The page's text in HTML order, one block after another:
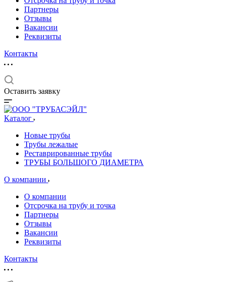
Партнеры
Отзывы
Вакансии
Реквизиты
Контакты
Оставить заявку
Каталог
Новые трубы
Трубы лежалые
Реставрированные трубы
ТРУБЫ БОЛЬШОГО ДИАМЕТРА
О компании
О компании
Отсрочка на трубу и точка
Партнеры
Отзывы
Вакансии
Реквизиты
Контакты